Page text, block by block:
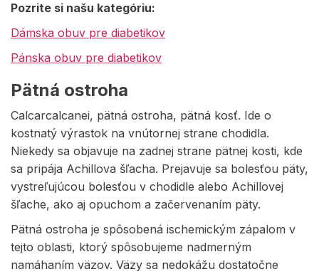
Pozrite si našu kategóriu:
Dámska obuv pre diabetikov
Pánska obuv pre diabetikov
Pätná ostroha
Calcarcalcanei, pätná ostroha, pätná kosť. Ide o
kostnatý výrastok na vnútornej strane chodidla.
Niekedy sa objavuje na zadnej strane pätnej kosti, kde
sa pripája Achillova šľacha. Prejavuje sa bolesťou päty,
vystreľujúcou bolesťou v chodidle alebo Achillovej
šľache, ako aj opuchom a začervenaním päty.
Pätná ostroha je spôsobená ischemickým zápalom v
tejto oblasti, ktorý spôsobujeme nadmerným
namáhaním väzov. Väzy sa nedokážu dostatočne